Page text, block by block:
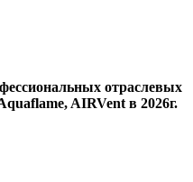
отраслевых
AIRVent в 2026г.